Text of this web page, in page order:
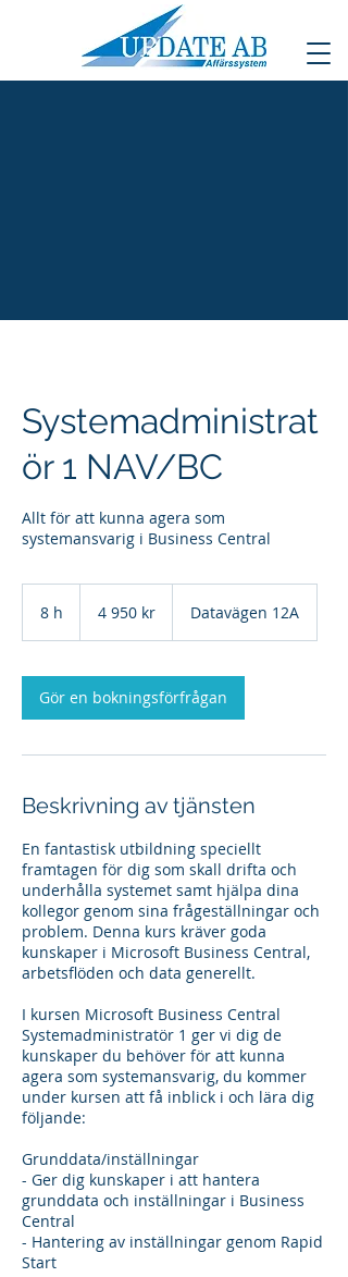
Systemadministrat
ör 1 NAV/BC
Allt för att kunna agera som
systemansvarig i Business Central
8 h
kronor4 950 kr Datavägen 12A
Gör en bokningsförfrågan
Beskrivning av tjänsten
En fantastisk utbildning speciellt
framtagen för dig som skall drifta och
underhålla systemet samt hjälpa dina
kollegor genom sina frågeställningar och
problem. Denna kurs kräver goda
kunskaper i Microsoft Business Central,
arbetsflöden och data generellt.
I kursen Microsoft Business Central
Systemadministratör 1 ger vi dig de
kunskaper du behöver för att kunna
agera som systemansvarig, du kommer
under kursen att få inblick i och lära dig
följande:
Grunddata/inställningar
- Ger dig kunskaper i att hantera
grunddata och inställningar i Business
Central
- Hantering av inställningar genom Rapid
Start